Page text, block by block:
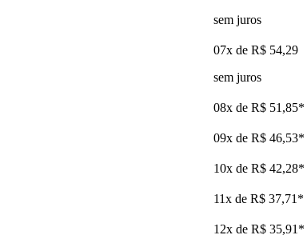
sem juros
07x de R$ 54,29
sem juros
08x de R$ 51,85*
09x de R$ 46,53*
10x de R$ 42,28*
11x de R$ 37,71 *
12x de R$ 35,91 *